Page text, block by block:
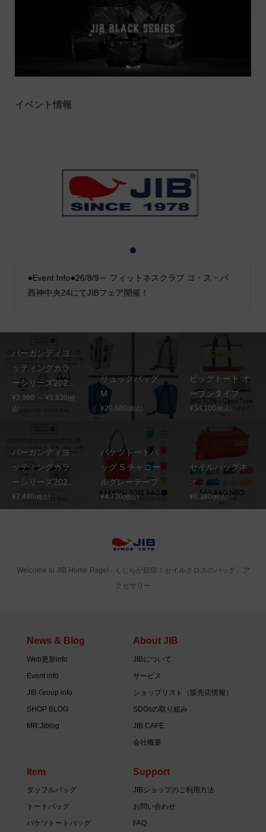
イベント情報
●Event Info●26/8/9～ フィットネスクラブ コ・ス・パ
西神中央24にてJIBフェア開催！
2
バーガンディヨ
ッティングカラ
ーシリーズ202...
¥3,960 ～ ¥5,830(税
込)
リュックバッグ
M
¥20,680(税込)
ビッグトート オ
ープンタイプ
¥34,100(税込)
バーガンディヨ
ッティングカラ
ーシリーズ202...
¥7,480(税込)
バケツトートバ
ッグ S チャコー
ルグレーテープ
¥4,730(税込)
セイルバッグネ
オ
¥6,380(税込)
Welcome to JIB Home Page! ‐ くじらが目印！セイルクロスのバッグ、ア
クセサリー
News & Blog
Web更新info
Event info
JIB Group info
SHOP BLOG
MR.Jiblog
About JIB
JIBについて
サービス
ショップリスト（販売店情報）
SDGsの取り組み
JIB CAFE
会社概要
Item
ダッフルバッグ
トートバッグ
バケツトートバッグ
Support
JIBショップのご利用方法
お問い合わせ
FAQ